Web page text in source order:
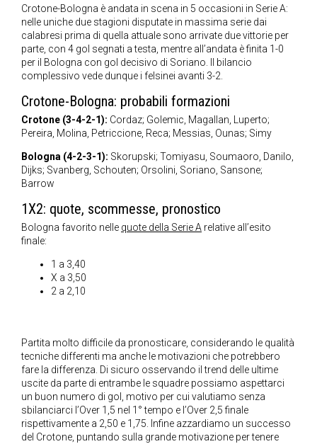
Crotone-Bologna è andata in scena in 5 occasioni in Serie A:
nelle uniche due stagioni disputate in massima serie dai
calabresi prima di quella attuale sono arrivate due vittorie per
parte, con 4 gol segnati a testa, mentre all’andata è finita 1-0
per il Bologna con gol decisivo di Soriano. Il bilancio
complessivo vede dunque i felsinei avanti 3-2.
Crotone-Bologna: probabili formazioni
Crotone (3-4-2-1): Cordaz; Golemic, Magallan, Luperto;
Pereira, Molina, Petriccione, Reca; Messias, Ounas; Simy
Bologna (4-2-3-1): Skorupski; Tomiyasu, Soumaoro, Danilo,
Dijks; Svanberg, Schouten; Orsolini, Soriano, Sansone;
Barrow
1X2: quote, scommesse, pronostico
Bologna favorito nelle quote della Serie A relative all’esito
finale:
1 a 3,40
X a 3,50
2 a 2,10
Partita molto difficile da pronosticare, considerando le qualità
tecniche differenti ma anche le motivazioni che potrebbero
fare la differenza. Di sicuro osservando il trend delle ultime
uscite da parte di entrambe le squadre possiamo aspettarci
un buon numero di gol, motivo per cui valutiamo senza
sbilanciarci l’Over 1,5 nel 1° tempo e l’Over 2,5 finale
rispettivamente a 2,50 e 1,75. Infine azzardiamo un successo
del Crotone, puntando sulla grande motivazione per tenere